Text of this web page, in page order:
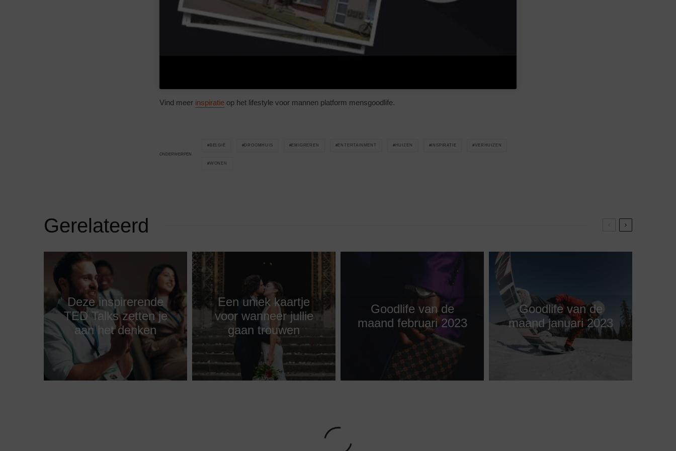
Vind meer inspiratie op het lifestyle voor mannen platform mensgoodlife.
ONDERWERPEN
BELGIË DROOMHUIS EMIGREREN ENTERTAINMENT HUIZEN INSPIRATIE VERHUIZEN
WONEN
Gerelateerd
Deze inspirerende
TED Talks zetten je
aan het denken
Een uniek kaartje
voor wanneer jullie
gaan trouwen
Goodlife van de
maand februari 2023
Goodlife van de
maand januari 2023